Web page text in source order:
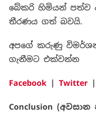
බේකරි හිමියන් පත්ව
තීරණය ගත් බවයි.
අපගේ කරුණු
ගැනීමට එක්වන්න
Facebook| Twitter|
Conclusion